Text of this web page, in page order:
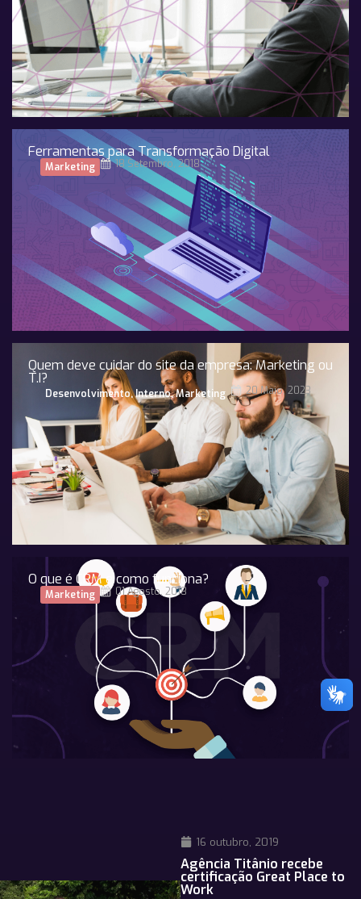
Ferramentas para Transformação Digital
Marketing 18 Setembro, 2018
Quem deve cuidar do site da empresa: Marketing ou
T.I?
Desenvolvimento,Interno,Marketing 20 Maio, 2023
O que é CRM e como funciona?
Marketing 01 Agosto, 2018
16 outubro, 2019
Agência Titânio recebe
certificação Great Place to
Work